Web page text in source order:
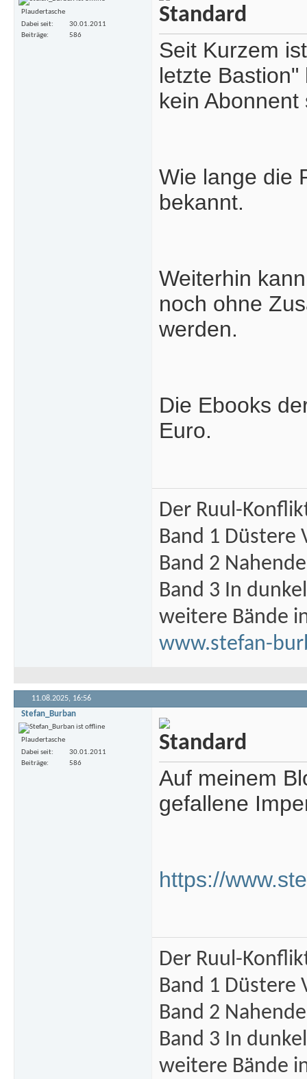
Plaudertasche
Dabei seit
30.01.2011
Beiträge
586
Seit Kurzem
letzte
kein
Wie lange die
bekannt.
Weiterhin
noch ohne
werden.
Die Ebooks
Euro.
Der Ruul-
Band 1 Düstere
Band 2
Band 3 In
weitere Bände
www.stefan-
11.08.2025, 16:56
Stefan_Burban
Plaudertasche
Dabei seit
30.01.2011
Beiträge
586
Auf meinem
gefallene
https://
Der Ruul-
Band 1 Düstere
Band 2
Band 3 In
weitere Bände